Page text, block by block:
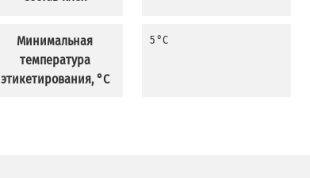
Минимальная
температура
этикетирования, °C
5 °C